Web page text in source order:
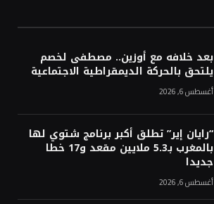
بعد خلافه مع أوزين.. مصطفى لخصم
يلتحق بالحركة الديمقراطية الاجتماعية
أغسطس 6, 2026
“رايان إير” تطلق أكبر برنامج شتوي لها
بالمغرب بـ5.3 ملايين مقعد و17 خطا
جديدا
أغسطس 6, 2026